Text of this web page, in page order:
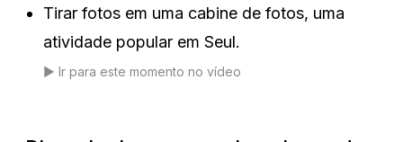
Tirar fotos em uma cabine de fotos, uma
atividade popular em Seul.
▶️ Ir para este momento no vídeo